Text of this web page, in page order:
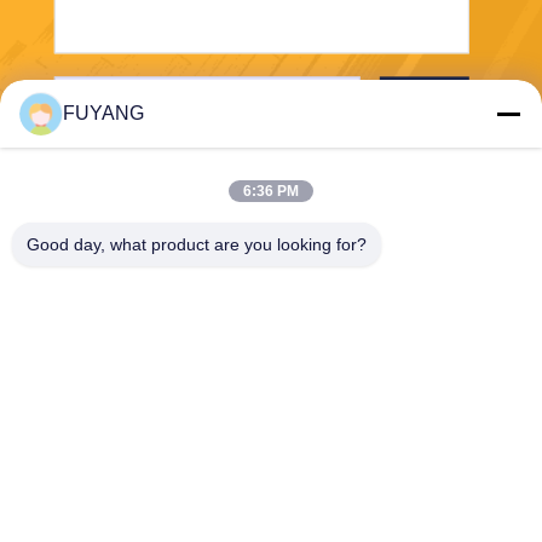
FUYANG
6:36 PM
Good day, what product are you looking for?